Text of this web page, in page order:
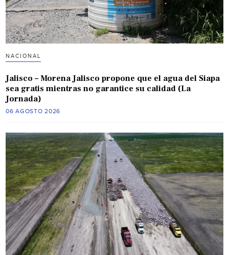
NACIONAL
Jalisco – Morena Jalisco propone que el agua del Siapa
sea gratis mientras no garantice su calidad (La
Jornada)
06 AGOSTO 2026